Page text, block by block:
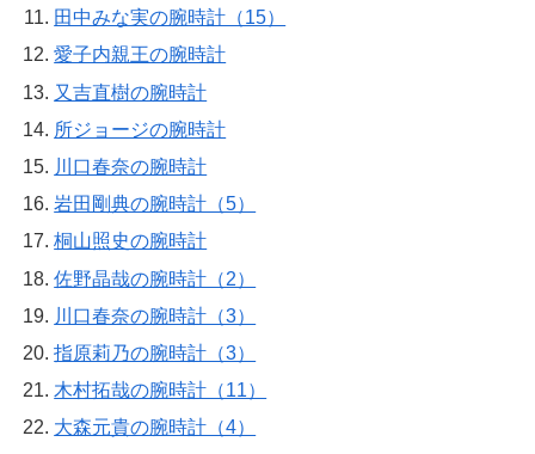
田中みな実の腕時計（15）
愛子内親王の腕時計
又吉直樹の腕時計
所ジョージの腕時計
川口春奈の腕時計
岩田剛典の腕時計（5）
桐山照史の腕時計
佐野晶哉の腕時計（2）
川口春奈の腕時計（3）
指原莉乃の腕時計（3）
木村拓哉の腕時計（11）
大森元貴の腕時計（4）